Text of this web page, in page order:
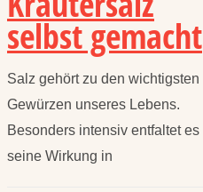
selbst gemacht
Salz gehört zu den wichtigsten
Gewürzen unseres Lebens.
Besonders intensiv entfaltet es
seine Wirkung in